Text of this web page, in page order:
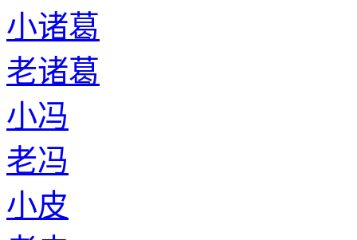
小诸葛
老诸葛
小冯
老冯
小皮